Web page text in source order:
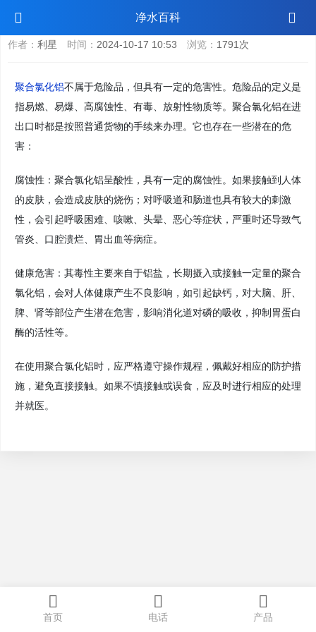
净水百科
聚合氯化铝是不是危险品
作者： 利星 时间： 2024-10-17 10:53 浏览： 1791次
聚合氯化铝不属于危险品，但具有一定的危害性。危险品的定义是
指易燃、易爆、高腐蚀性、有毒、放射性物质等。聚合氯化铝在进
出口时都是按照普通货物的手续来办理。它也存在一些潜在的危
害：
腐蚀性：聚合氯化铝呈酸性，具有一定的腐蚀性。如果接触到人体
的皮肤，会造成皮肤的烧伤；对呼吸道和肠道也具有较大的刺激
性，会引起呼吸困难、咳嗽、头晕、恶心等症状，严重时还导致气
管炎、口腔溃烂、胃出血等病症。
健康危害：其毒性主要来自于铝盐，长期摄入或接触一定量的聚合
氯化铝，会对人体健康产生不良影响，如引起缺钙，对大脑、肝、
脾、肾等部位产生潜在危害，影响消化道对磷的吸收，抑制胃蛋白
酶的活性等。
在使用聚合氯化铝时，应严格遵守操作规程，佩戴好相应的防护措
施，避免直接接触。如果不慎接触或误食，应及时进行相应的处理
并就医。
首页 电话 产品